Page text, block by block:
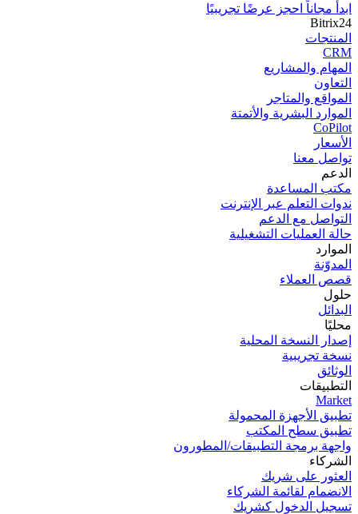
ابدأ مجاناً احجز عرضًا تجريبيًا
Bitrix24
المنتجات
CRM
المھام والمشاریع
التعاون
المواقع والمتاجر
الموارد البشرية والأتمتة
CoPilot
الأسعار
تواصل معنا
الدعم
مكتب المساعدة
ندوات التعلم عبر الإنترنت
التواصل مع الدعم
حالة العمليات التشغيلية
الموارد
المدوّنة
قصص العملاء
حلول
البدائل
محليًا
إصدار النسخة المحلية
نسخة تجریبیة
الوثائق
التطبيقات
Market
تطبيق الأجهزة المحمولة
تطبيق سطح المكتب
واجهة برمجة التطبيقات/المطورون
الشركاء
العثور على شريك
الانضمام لقائمة الشركاء
تسجيل الدخول كشريك